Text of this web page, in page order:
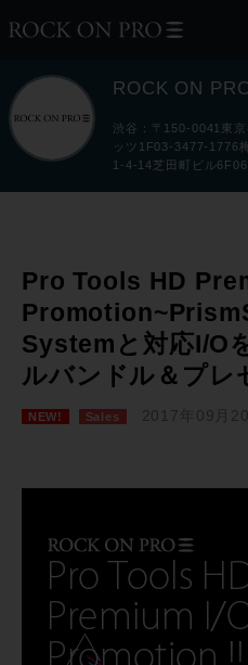
ROCK ON
渋谷：〒150-0041東
ッツ1F03-3477-1776
1-4-14芝田町ビル
Pro Tools HD
Systemと対応I/O
ルバンドル＆プレ
NEW! Sales 2017年09月20